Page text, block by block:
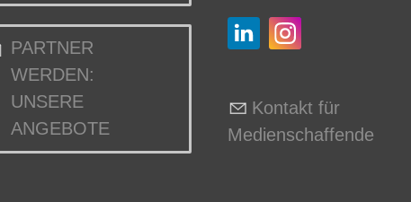
PARTNER
WERDEN:
UNSERE
ANGEBOTE
Kontakt für
Medienschaffende